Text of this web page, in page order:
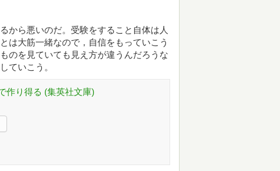
から悪いのだ。受験をすること自体は人
は大筋一緒なので，自信をもっていこう
のを見ていても見え方が違うんだろうな
ていこう。
作り得る (集英社文庫)